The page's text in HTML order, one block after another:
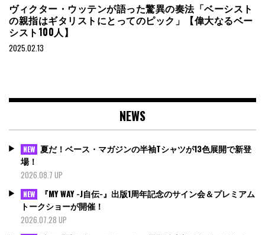
ヴィクター・ウッテンが語った驚異の奏法「ベーシスト
の親指はギタリストにとってのピック」【偉大なるベー
シスト100人】
2025.02.13
NEWS
NEW 夏だ！ベース・マガジンの半袖Tシャツが13色展開で新登
場！
2026.08.7 UP
NEW
『MY WAY -J自伝-』出版1周年記念のサイン会＆プレミアム
トークショーが開催！
2026.07.28 UP